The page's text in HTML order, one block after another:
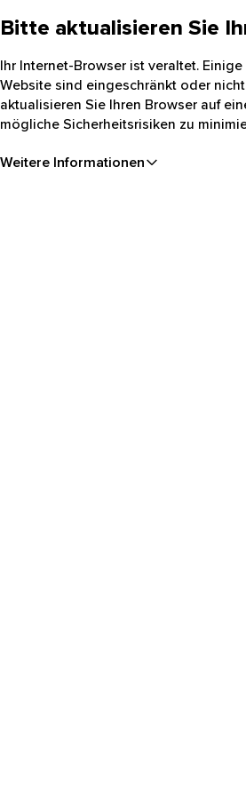
Bitte aktualisieren Sie
Ihr Internet-Browser ist veraltet.
Website sind eingeschränkt oder
aktualisieren Sie Ihren Browser auf
mögliche Sicherheitsrisiken zu
Weitere Informationen